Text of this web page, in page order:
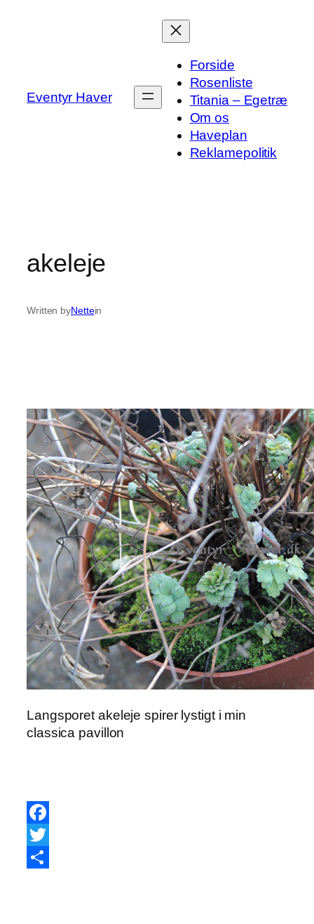
Eventyr Haver
Forside
Rosenliste
Titania – Egetræ
Om os
Haveplan
Reklamepolitik
akeleje
Written byNettein
Langsporet akeleje spirer lystigt i min
classica pavillon
Facebook
Twitter